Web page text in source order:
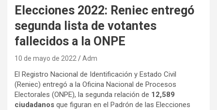
Elecciones 2022: Reniec entregó
segunda lista de votantes
fallecidos a la ONPE
10 de mayo de 2022 Adm
El Registro Nacional de Identificación y Estado Civil
(Reniec) entregó a la Oficina Nacional de Procesos
Electorales (ONPE), la segunda relación de 12,589
ciudadanos que figuran en el Padrón de las Elecciones